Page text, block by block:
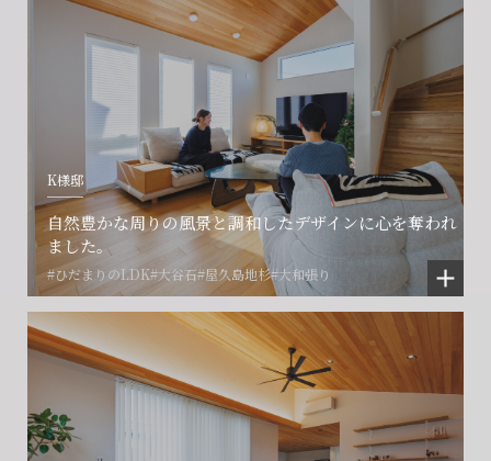
K様邸
自然豊かな周りの風景と調和したデザインに心を奪われ
ました。
#ひだまりのLDK#大谷石#屋久島地杉#大和張り
閉じる
閉じる
閉じる